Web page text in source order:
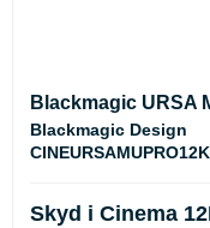
Blackmagic URSA
Blackmagic Design
CINEURSAMUPRO12K
Skyd i Cinema